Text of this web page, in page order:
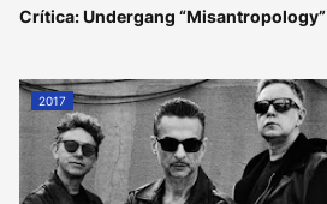
Crítica: Undergang “Misantropology”
2017